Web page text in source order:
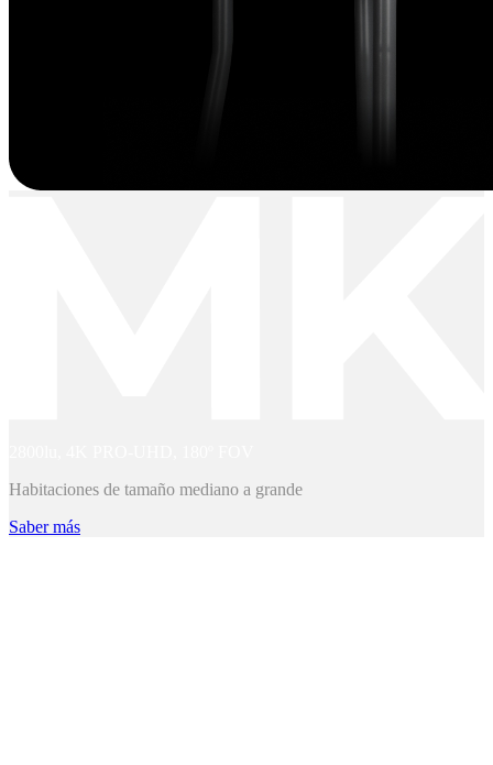
Habitaciones de tamaño mediano a grande
Saber más